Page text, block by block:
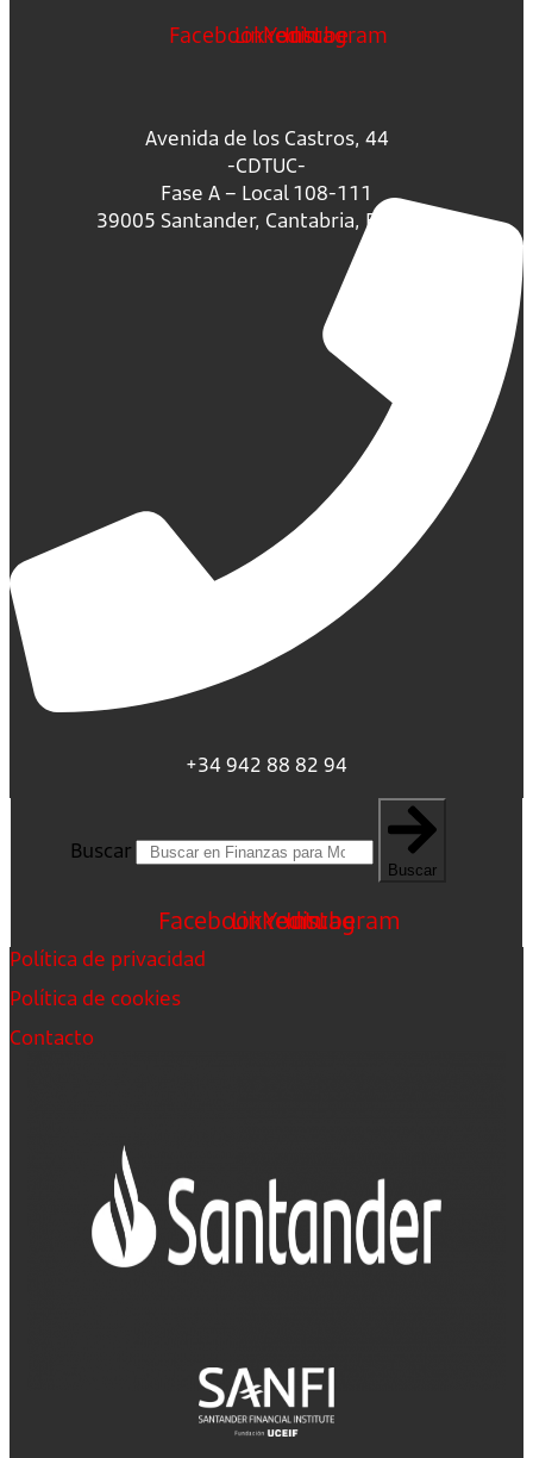
FacebookLinkedin
Youtube
Instagram
Avenida de los Castros, 44
-CDTUC-
Fase A – Local 108-111
39005 Santander, Cantabria, España.
+34 942 88 82 94
Buscar
Buscar
FacebookLinkedin
Youtube
Instagram
Política de privacidad
Política de cookies
Contacto